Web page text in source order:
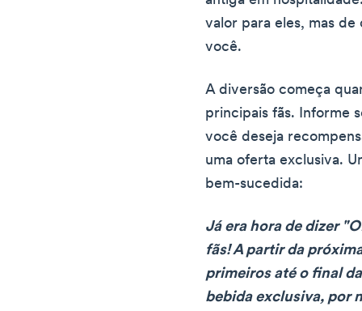
valor para eles, mas
você.
A diversão começa
principais fãs. Informe
você deseja
uma oferta exclusiva.
bem-sucedida:
Já era hora de dizer
fãs! A partir da
primeiros até o final
bebida exclusiva, por